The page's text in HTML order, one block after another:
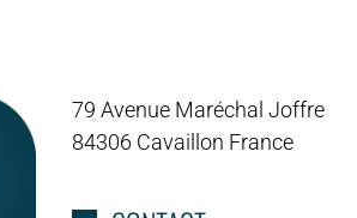
79 Avenue Maréchal Joffre
84306 Cavaillon France